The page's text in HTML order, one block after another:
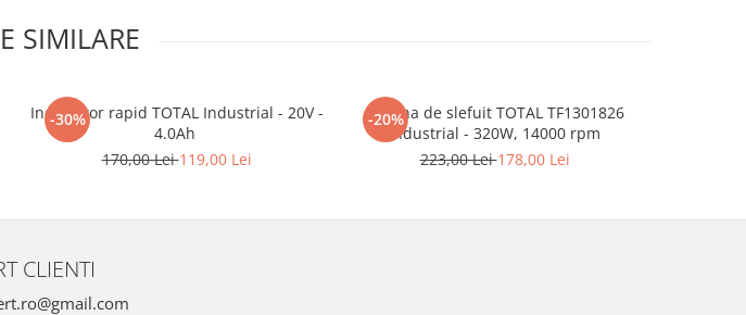
SIMILARE
-30%
Incarcator rapid TOTAL Industrial - 20V -
4.0Ah
170,00 Lei119,00 Lei
-20%
Masina de slefuit TOTAL TF1301826
Industrial - 320W, 14000 rpm
223,00 Lei178,00 Lei
CLIENTI